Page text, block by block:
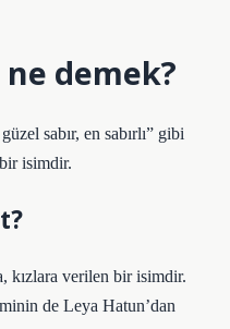
demek?
sabır, en sabırlı” gibi
isimdir.
kızlara verilen bir isimdir.
de Leya Hatun’dan